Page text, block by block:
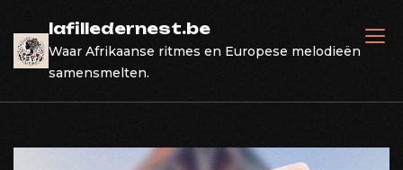
content
lafilledernest.be
Waar Afrikaanse ritmes en Europese melodieën
samensmelten.